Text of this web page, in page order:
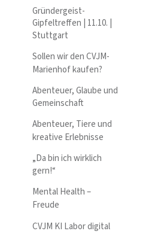
Gründergeist-
Gipfeltreffen | 11.10. |
Stuttgart
Sollen wir den CVJM-
Marienhof kaufen?
Abenteuer, Glaube und
Gemeinschaft
Abenteuer, Tiere und
kreative Erlebnisse
„Da bin ich wirklich
gern!“
Mental Health –
Freude
CVJM KI Labor digital